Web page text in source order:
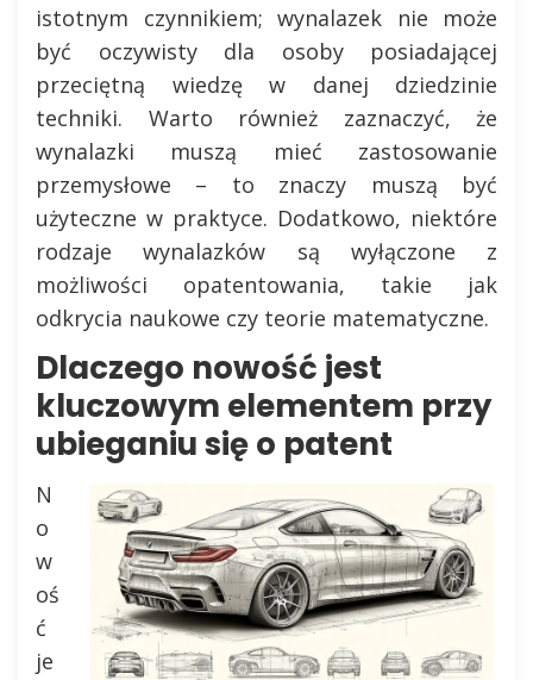
istotnym czynnikiem; wynalazek nie może
być oczywisty dla osoby posiadającej
przeciętną wiedzę w danej dziedzinie
techniki. Warto również zaznaczyć, że
wynalazki muszą mieć zastosowanie
przemysłowe – to znaczy muszą być
użyteczne w praktyce. Dodatkowo, niektóre
rodzaje wynalazków są wyłączone z
możliwości opatentowania, takie jak
odkrycia naukowe czy teorie matematyczne.
Dlaczego nowość jest
kluczowym elementem przy
ubieganiu się o patent
N
o
w
oś
ć
je